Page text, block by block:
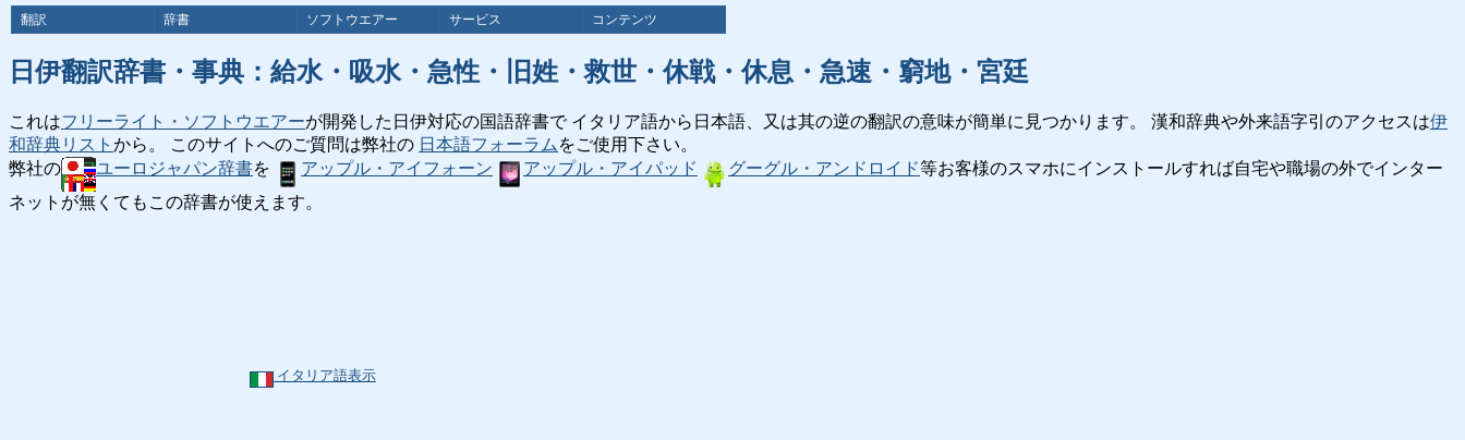
翻訳 辞書 ソフトウエアー サービス コンテンツ
日伊翻訳辞書・事典：給水・吸水・急性・旧姓・救世・休戦・休息・急速・窮地・宮廷
これはフリーライト・ソフトウエアーが開発した日伊対応の国語辞書で イタリア語から日本語、又は其の逆の翻訳の意味が簡単に見つかります。 漢和辞典や外来語字引のアクセスは伊
和辞典リスト から。 このサイトへのご質問は弊社の 日本語フォーラム をご使用下さい。
弊社の
ユーロジャパン辞書を アップル・アイフォーン アップル・アイパッド グーグル・アンドロイド等お客様のスマホにインストールすれば自宅や職場の外でインター
ネットが無くてもこの辞書が使えます。
イタリア語表示